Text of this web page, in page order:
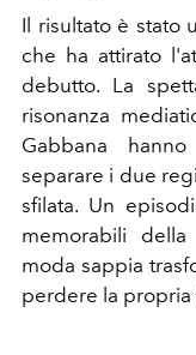
Il risultato è stato
che ha attirato
debutto. La
risonanza
Gabbana
separare i due
sfilata. Un
memorabili
moda sappia
perdere la propria